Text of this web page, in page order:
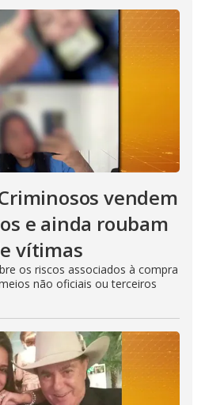
vendem
e ainda roubam
vítimas
os riscos associados à compra
não oficiais ou terceiros